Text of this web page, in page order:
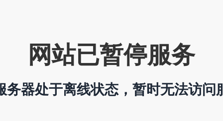
网站已暂停服务
务器处于离线状态，暂时无法访问